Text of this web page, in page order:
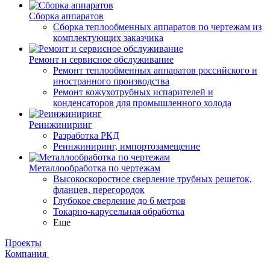
Сборка аппаратов
Сборка теплообменных аппаратов по чертежам из
комплектующих заказчика
Ремонт и сервисное обслуживание
Ремонт теплообменных аппаратов российского и
иностранного производства
Ремонт кожухотрубных испарителей и
конденсаторов для промышленного холода
Реинжиниринг
Разработка РКД
Реинжиниринг, импортозамещение
Металлообработка по чертежам
Высокоскоростное сверление трубных решеток,
фланцев, перегородок
Глубокое сверление до 6 метров
Токарно-карусельная обработка
Еще
Проекты
Компания